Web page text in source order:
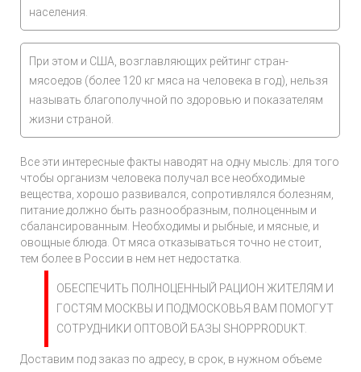
населения.
При этом и США, возглавляющих рейтинг стран-
мясоедов (более 120 кг мяса на человека в год), нельзя
называть благополучной по здоровью и показателям
жизни страной.
Все эти интересные факты наводят на одну мысль: для того
чтобы организм человека получал все необходимые
вещества, хорошо развивался, сопротивлялся болезням,
питание должно быть разнообразным, полноценным и
сбалансированным. Необходимы и рыбные, и мясные, и
овощные блюда. От мяса отказываться точно не стоит,
тем более в России в нем нет недостатка.
ОБЕСПЕЧИТЬ ПОЛНОЦЕННЫЙ РАЦИОН ЖИТЕЛЯМ И
ГОСТЯМ МОСКВЫ И ПОДМОСКОВЬЯ ВАМ ПОМОГУТ
СОТРУДНИКИ ОПТОВОЙ БАЗЫ SHOPPRODUKT.
Доставим под заказ по адресу, в срок, в нужном объеме